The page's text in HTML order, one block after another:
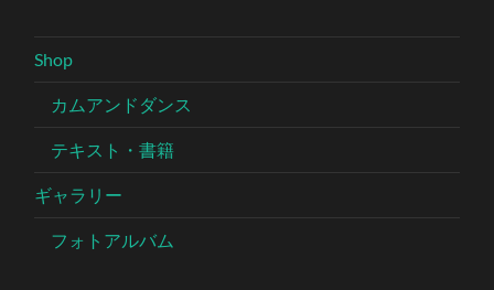
Shop
カムアンドダンス
テキスト・書籍
ギャラリー
フォトアルバム